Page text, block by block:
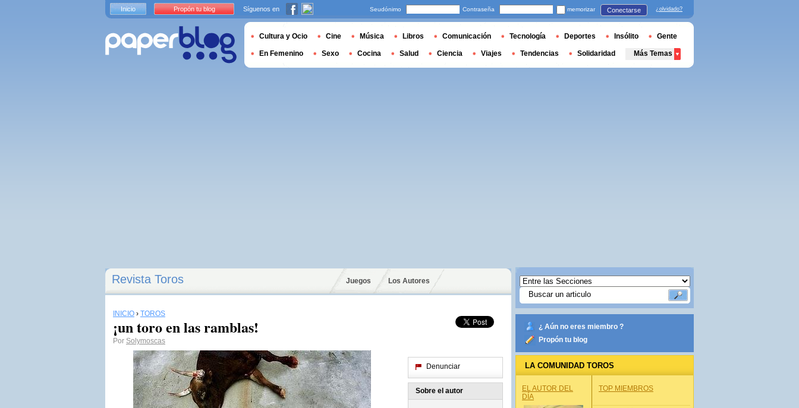
Revista Toros Juegos Los Autores
INICIO › TOROS
¡un toro en las ramblas!
Por Solymoscas
Denunciar
Sobre el autor
¿ Aún no eres miembro ?
Propón tu blog
LA COMUNIDAD TOROS
EL AUTOR DEL
DÍA
TOP MIEMBROS
Inicio Propón tu blog Síguenos en Seudónimo Contraseña memorizar Conectarse ¿olvidado?
Cultura y Ocio Cine Música Libros Comunicación Tecnología Deportes Insólito Gente
En Femenino Sexo Cocina Salud Ciencia Viajes Tendencias Solidaridad Más Temas